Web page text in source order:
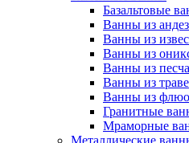
Базальтовые
Ванны из
Ванны из
Ванны из
Ванны из
Ванны из
Ванны из
Гранитные
Мраморные
Металлические